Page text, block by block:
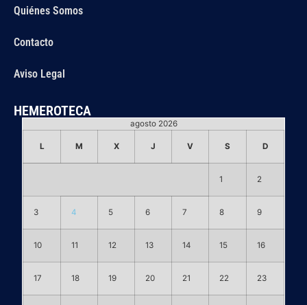
Quiénes Somos
Contacto
Aviso Legal
HEMEROTECA
agosto 2026
L M X J V S D
1 2
3 4 5 6 7 8 9
10 11 12 13 14 15 16
17 18 19 20 21 22 23